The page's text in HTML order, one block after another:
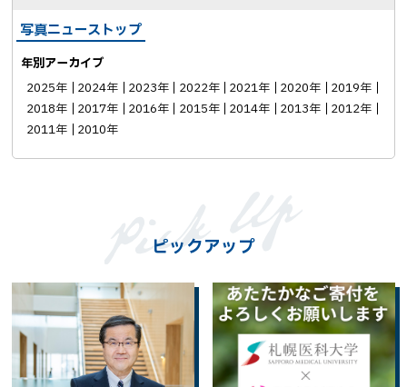
写真ニューストップ
年別アーカイブ
2025年
2024年 2023年 2022年 2021年 2020年
2019年
2018年
2017年 2016年 2015年 2014年 2013年
2012年
2011年
2010年
ピックアップ